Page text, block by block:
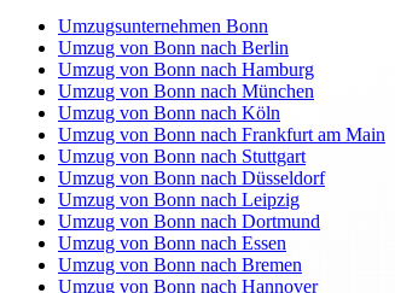
Umzugsunternehmen Bonn
Umzug von Bonn nach Berlin
Umzug von Bonn nach Hamburg
Umzug von Bonn nach München
Umzug von Bonn nach Köln
Umzug von Bonn nach Frankfurt am Main
Umzug von Bonn nach Stuttgart
Umzug von Bonn nach Düsseldorf
Umzug von Bonn nach Leipzig
Umzug von Bonn nach Dortmund
Umzug von Bonn nach Essen
Umzug von Bonn nach Bremen
Umzug von Bonn nach Hannover